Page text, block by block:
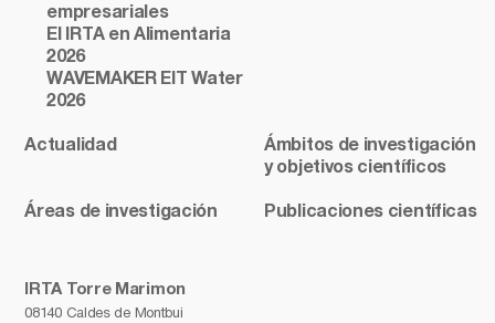
IRTA Torre Marimon
08140 Caldes de Montbui
empresariales
El IRTA en Alimentaria
2026
WAVEMAKER EIT Water
2026
Actualidad
Ámbitos de investigación
y objetivos científicos
Áreas de investigación Publicaciones científicas